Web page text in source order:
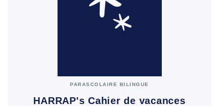
PARASCOLAIRE BILINGUE
HARRAP's Cahier de vacances